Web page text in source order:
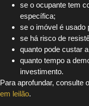
se o ocupante tem
específica;
se o imóvel é usado
se há risco de
quanto pode custar
quanto tempo a
investimento.
Para aprofundar, consulte
em leilão.